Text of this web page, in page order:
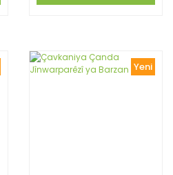
Yeni